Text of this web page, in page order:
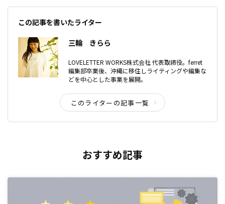
この記事を書いたライター
三輪 きらら
LOVELETTER WORKS株式会社 代表取締役。ferret
編集部卒業後、沖縄に移住しライティングや編集な
どを中心とした事業を展開。
このライターの記事一覧
おすすめ記事